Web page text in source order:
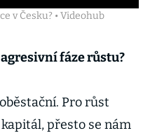
v Česku? • Videohub
fáze růstu?
Pro růst
přesto se nám